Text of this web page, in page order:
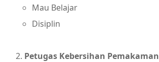
Mau Belajar
Disiplin
Petugas Kebersihan Pemakaman